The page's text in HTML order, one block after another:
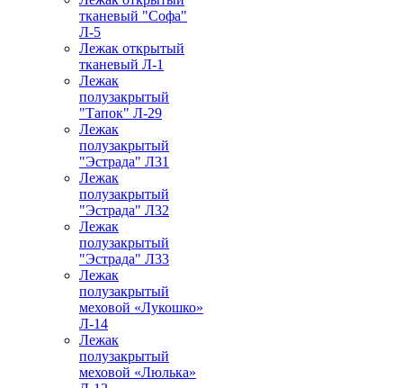
тканевый "Софа"
Л-5
Лежак открытый
тканевый Л-1
Лежак
полузакрытый
"Тапок" Л-29
Лежак
полузакрытый
"Эстрада" Л31
Лежак
полузакрытый
"Эстрада" Л32
Лежак
полузакрытый
"Эстрада" Л33
Лежак
полузакрытый
меховой «Лукошко»
Л-14
Лежак
полузакрытый
меховой «Люлька»